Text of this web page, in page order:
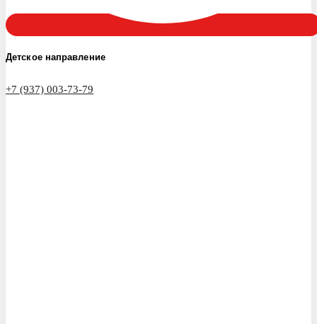
Детское направление
+7 (937) 003-73-79